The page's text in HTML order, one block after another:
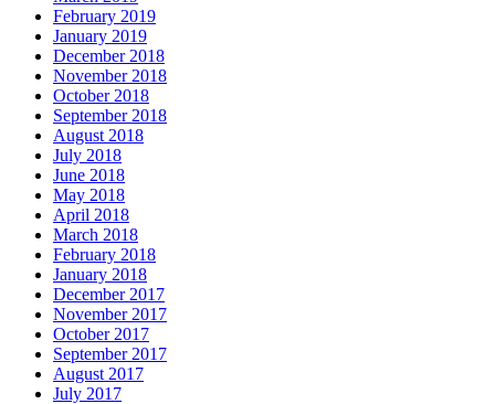
February 2019
January 2019
December 2018
November 2018
October 2018
September 2018
August 2018
July 2018
June 2018
May 2018
April 2018
March 2018
February 2018
January 2018
December 2017
November 2017
October 2017
September 2017
August 2017
July 2017